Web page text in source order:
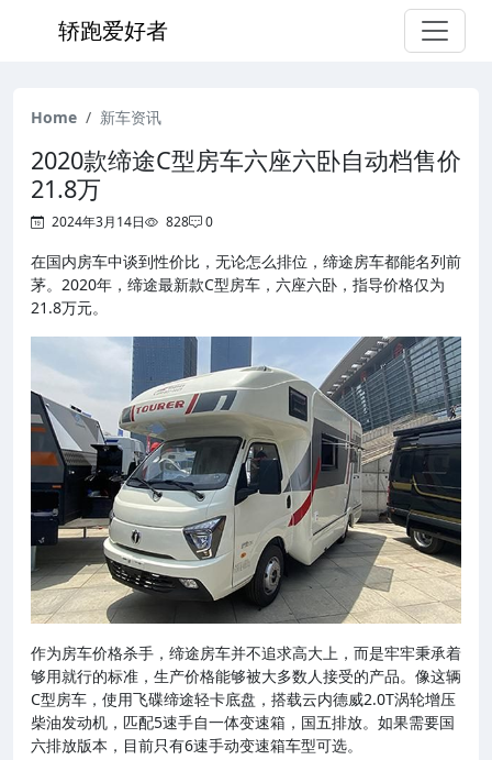
轿跑爱好者
Home 新车资讯
2020款缔途C型房车六座六卧自动档售价
21.8万
2024年3月14日 828 0
在国内房车中谈到性价比，无论怎么排位，缔途房车都能名列前
茅。2020年，缔途最新款C型房车，六座六卧，指导价格仅为
21.8万元。
作为房车价格杀手，缔途房车并不追求高大上，而是牢牢秉承着
够用就行的标准，生产价格能够被大多数人接受的产品。像这辆
C型房车，使用飞碟缔途轻卡底盘，搭载云内德威2.0T涡轮增压
柴油发动机，匹配5速手自一体变速箱，国五排放。如果需要国
六排放版本，目前只有6速手动变速箱车型可选。